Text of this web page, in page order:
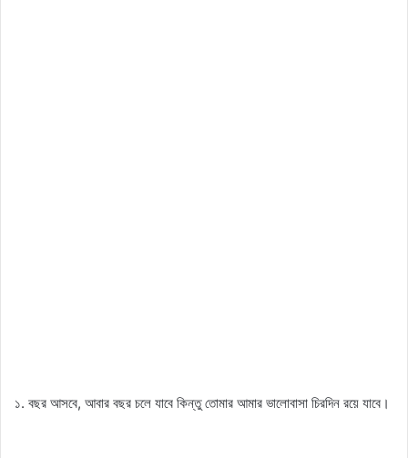
১. বছর আসবে, আবার বছর চলে যাবে কিন্তু তোমার আমার ভালোবাসা চিরদিন রয়ে যাবে।